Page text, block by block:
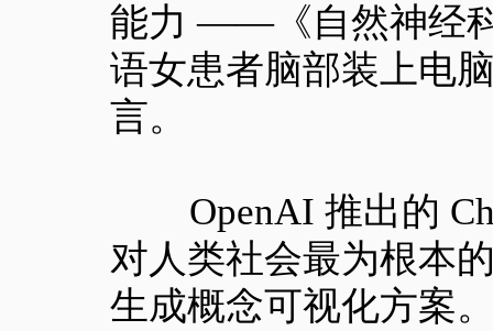
能力 ——《自然神经
语女患者脑部装上电
言。
OpenAI 推出的
对人类社会最为根本
生成概念可视化方案